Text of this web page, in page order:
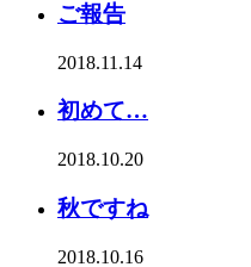
ご報告
2018.11.14
初めて…
2018.10.20
秋ですね
2018.10.16